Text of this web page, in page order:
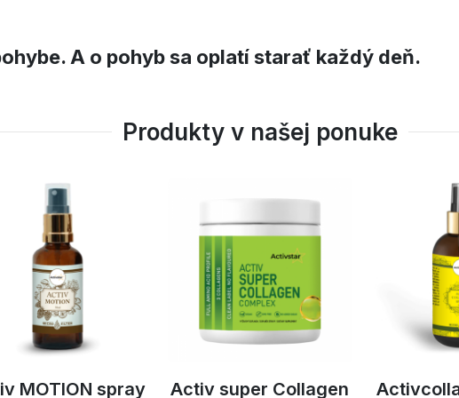
A o pohyb sa oplatí starať každý deň.
Produkty v našej ponuke
MOTION spray Activ super Collagen